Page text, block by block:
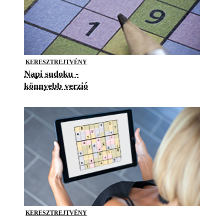
KERESZTREJTVÉNY
Napi sudoku -
könnyebb verzió
KERESZTREJTVÉNY